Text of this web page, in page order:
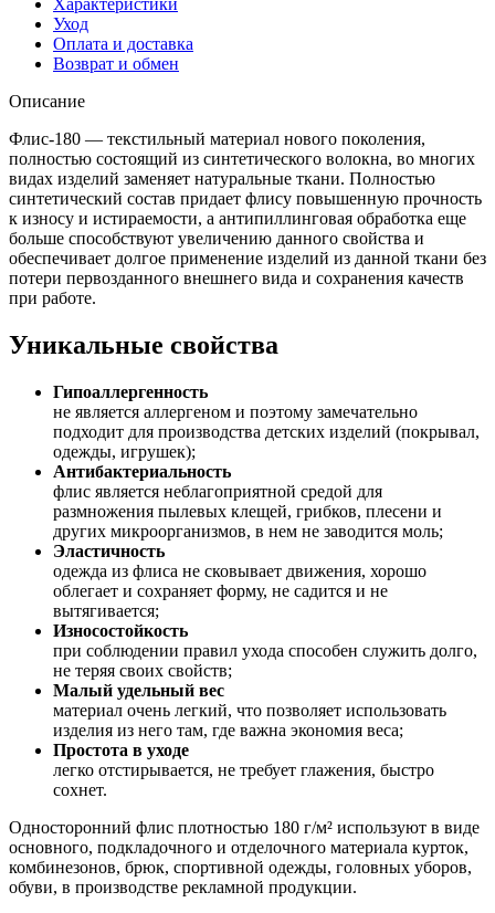
Уход
Оплата и доставка
Возврат и обмен
Описание
Флис-180 — текстильный материал нового поколения,
полностью состоящий из синтетического волокна, во многих
видах изделий заменяет натуральные ткани. Полностью
синтетический состав придает флису повышенную прочность
к износу и истираемости, а антипиллинговая обработка еще
больше способствуют увеличению данного свойства и
обеспечивает долгое применение изделий из данной ткани без
потери первозданного внешнего вида и сохранения качеств
при работе.
Уникальные свойства
Гипоаллергенность
не является аллергеном и поэтому замечательно
подходит для производства детских изделий (покрывал,
одежды, игрушек);
Антибактериальность
флис является неблагоприятной средой для
размножения пылевых клещей, грибков, плесени и
других микроорганизмов, в нем не заводится моль;
Эластичность
одежда из флиса не сковывает движения, хорошо
облегает и сохраняет форму, не садится и не
вытягивается;
Износостойкость
при соблюдении правил ухода способен служить долго,
не теряя своих свойств;
Малый удельный вес
материал очень легкий, что позволяет использовать
изделия из него там, где важна экономия веса;
Простота в уходе
легко отстирывается, не требует глажения, быстро
сохнет.
Односторонний флис плотностью 180 г/м² используют в виде
основного, подкладочного и отделочного материала курток,
комбинезонов, брюк, спортивной одежды, головных уборов,
обуви, в производстве рекламной продукции.